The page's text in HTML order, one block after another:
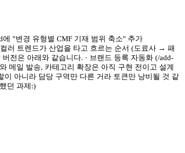
에 "변경 유형별 CMF 기재 범위 축소" 추가
트렌드가 산업을 타고 흐르는 순서 (도료사 → 패
은 아래와 같습니다. · 브랜드 등록 자동화 (/add-
메일 발송, 카테고리 확장은 아직 구현 전이고 설계
아니라 담당 구역만 다른 거라 토큰만 낭비될 것 같
던 과제:)